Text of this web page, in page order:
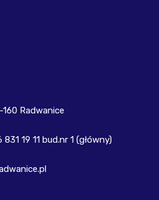
Radwanice
19 11 bud.nr 1 (główny)